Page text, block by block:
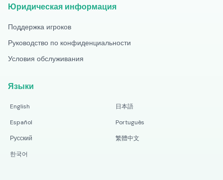
Юридическая информация
Поддержка игроков
Руководство по конфиденциальности
Условия обслуживания
Языки
English
日本語
Español
Português
Русский
繁體中文
한국어